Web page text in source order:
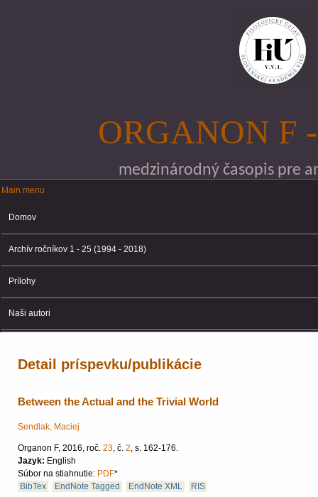
ORGANON F
medzinárodný časopis pre
Main menu
Main menu
Domov
Archív ročníkov 1 - 25 (1994 - 2018)
Prílohy
Naši autori
Detail príspevku/publikácie
Between the Actual and the Trivial World
Sendlak, Maciej
Organon F, 2016, roč. 23, č. 2, s. 162-176.
Jazyk: English
Súbor na stiahnutie: PDF*
BibTex
EndNote Tagged EndNote XML RIS